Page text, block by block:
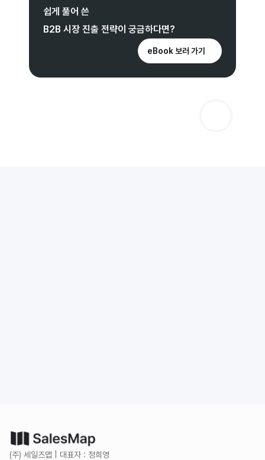
쉽게 풀어 쓴
B2B 시장 진출 전략이 궁금하다면?
eBook 보러 가기
(주) 세일즈맵 | 대표자 : 정희영